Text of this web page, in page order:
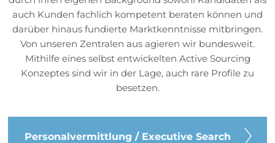
auch Kunden fachlich kompetent beraten können und
darüber hinaus fundierte Marktkenntnisse mitbringen.
Von unseren Zentralen aus agieren wir bundesweit.
Mithilfe eines selbst entwickelten Active Sourcing
Konzeptes sind wir in der Lage, auch rare Profile zu
besetzen.
Personal­vermittlung / Executive Search